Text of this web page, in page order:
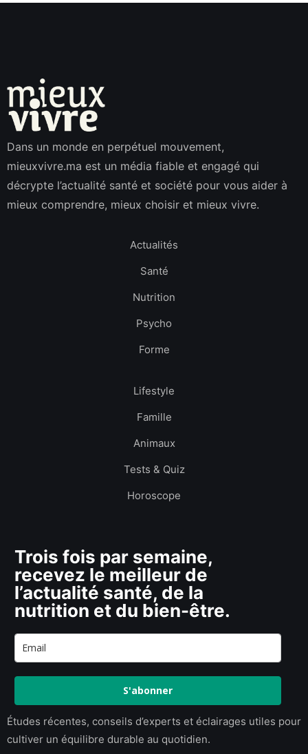
Dans un monde en perpétuel mouvement,
mieuxvivre.ma est un média fiable et engagé qui
décrypte l’actualité santé et société pour vous aider à
mieux comprendre, mieux choisir et mieux vivre.
Actualités
Santé
Nutrition
Psycho
Forme
Lifestyle
Famille
Animaux
Tests & Quiz
Horoscope
Trois fois par semaine,
recevez le meilleur de
l’actualité santé, de la
nutrition et du bien-être.
S'abonner
Études récentes, conseils d’experts et éclairages utiles pour
cultiver un équilibre durable au quotidien.